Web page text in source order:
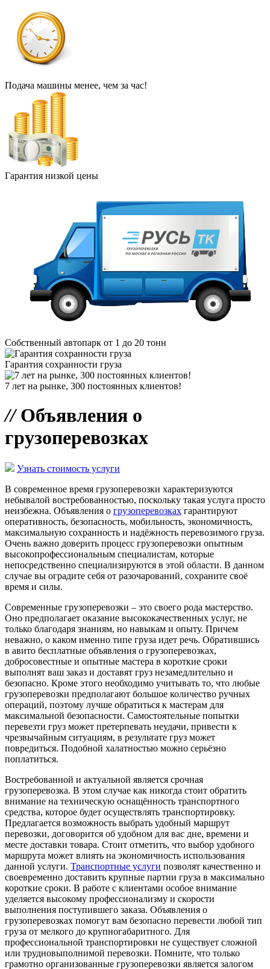
Подача машины менее, чем за час!
Гарантия низкой цены
Собственный автопарк от 1 до 20 тонн
Гарантия сохранности груза
7 лет на рынке, 300 постоянных клиентов!
//Объявления о
грузоперевозках
Узнать стоимость услуги
В современное время грузоперевозки характеризуются
небывалой востребованностью, поскольку такая услуга просто
неизбежна. Объявления о грузоперевозках гарантируют
оперативность, безопасность, мобильность, экономичность,
максимальную сохранность и надёжность перевозимого груза.
Очень важно доверить процесс грузоперевозки опытным
высокопрофессиональным специалистам, которые
непосредственно специализируются в этой области. В данном
случае вы оградите себя от разочарований, сохраните своё
время и силы.
Современные грузоперевозки – это своего рода мастерство.
Оно предполагает оказание высококачественных услуг, не
только благодаря знаниям, но навыкам и опыту. Причем
неважно, о каком именно типе груза идет речь. Обратившись
в авито бесплатные объявления о грузоперевозках,
добросовестные и опытные мастера в короткие сроки
выполнят ваш заказ и доставят груз незамедлительно и
безопасно. Кроме этого необходимо учитывать то, что любые
грузоперевозки предполагают большое количество ручных
операций, поэтому лучше обратиться к мастерам для
максимальной безопасности. Самостоятельные попытки
перевезти груз может претерпевать неудачи, привести к
чрезвычайным ситуациям, в результате груз может
повредиться. Подобной халатностью можно серьёзно
поплатиться.
Востребованной и актуальной является срочная
грузоперевозка. В этом случае как никогда стоит обратить
внимание на техническую оснащённость транспортного
средства, которое будет осуществлять транспортировку.
Предлагается возможность выбрать удобный маршрут
перевозки, договорится об удобном для вас дне, времени и
месте доставки товара. Стоит отметить, что выбор удобного
маршрута может влиять на экономичность использования
данной услуги. Транспортные услуги позволят качественно и
своевременно доставить крупные партии груза в максимально
короткие сроки. В работе с клиентами особое внимание
уделяется высокому профессионализму и скорости
выполнения поступившего заказа. Объявления о
грузоперевозках помогут вам безопасно перевести любой тип
груза от мелкого до крупногабаритного. Для
профессиональной транспортировки не существует сложной
или трудновыполнимой перевозки. Помните, что только
грамотно организованные грузоперевозки является залогом